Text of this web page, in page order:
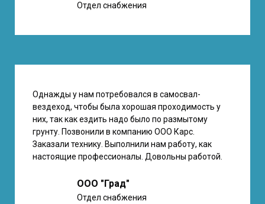
Отдел снабжения
Однажды у нам потребовался в самосвал-
вездеход, чтобы была хорошая проходимость у
них, так как ездить надо было по размытому
грунту. Позвонили в компанию ООО Карс.
Заказали технику. Выполнили нам работу, как
настоящие профессионалы. Довольны работой.
ООО "Град"
Отдел снабжения